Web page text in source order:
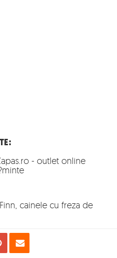
Pin
- outlet online
cainele cu freza de
Imagini ridicole cu